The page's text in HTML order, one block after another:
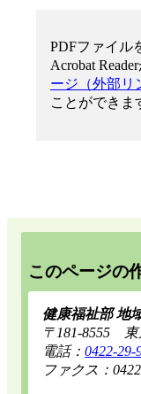
PDFファイル
Acrobat
ージ（外部リ
ことができま
このページの
健康福祉部 地
〒181-8555
電話：0422-29-
ファクス：